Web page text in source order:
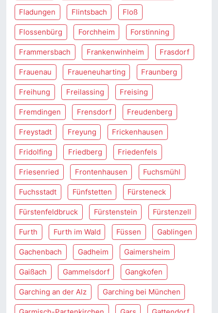
Fladungen Flintsbach Floß
Flossenbürg Forchheim Forstinning
Frammersbach Frankenwinheim Frasdorf
Frauenau Fraueneuharting Fraunberg
Freihung Freilassing Freising
Fremdingen Frensdorf Freudenberg
Freystadt Freyung Frickenhausen
Fridolfing Friedberg Friedenfels
Friesenried Frontenhausen Fuchsmühl
Fuchsstadt Fünfstetten Fürsteneck
Fürstenfeldbruck Fürstenstein Fürstenzell
Furth Furth im Wald Füssen Gablingen
Gachenbach Gadheim Gaimersheim
Gaißach Gammelsdorf Gangkofen
Garching an der Alz Garching bei München